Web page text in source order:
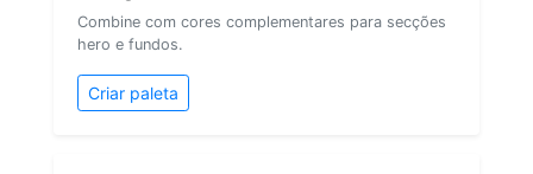
Combine com cores complementares para secções
hero e fundos.
Criar paleta